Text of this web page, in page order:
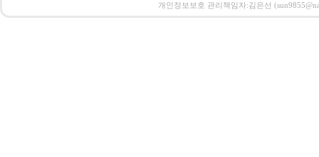
개인정보보호 관리책임자:김은선